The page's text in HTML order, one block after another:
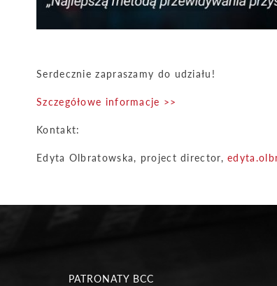
Serdecznie zapraszamy do udziału!
Szczegółowe informacje >>
Kontakt:
Edyta Olbratowska, project director,
PATRONATY BCC